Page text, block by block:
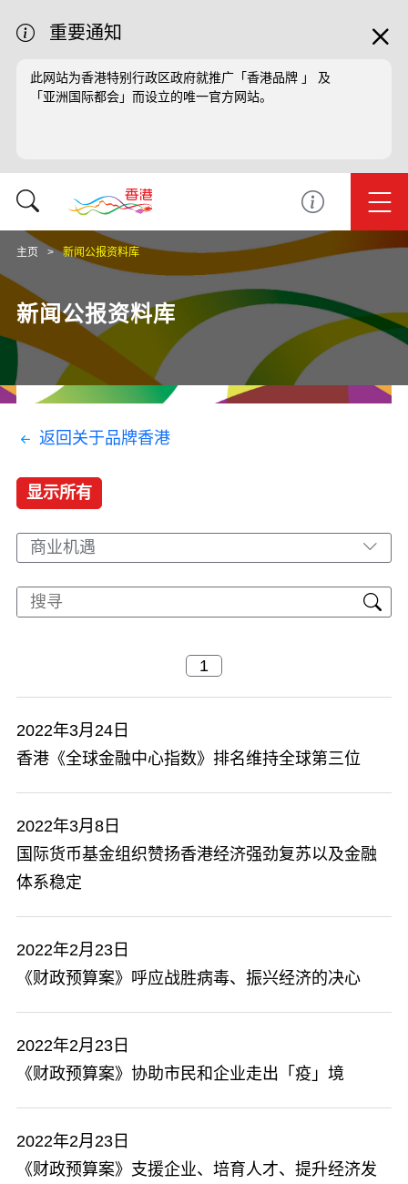
重要通知
此网站为香港特别行政区政府就推广「香港品牌 」 及
「亚洲国际都会」而设立的唯一官方网站。
主页 新闻公报资料库
新闻公报资料库
返回关于品牌香港
显示所有
商业机遇
2022年3月24日
香港《全球金融中心指数》排名维持全球第三位
2022年3月8日
国际货币基金组织赞扬香港经济强劲复苏以及金融
体系稳定
2022年2月23日
《财政预算案》呼应战胜病毒、振兴经济的决心
2022年2月23日
《财政预算案》协助市民和企业走出「疫」境
2022年2月23日
《财政预算案》支援企业、培育人才、提升经济发